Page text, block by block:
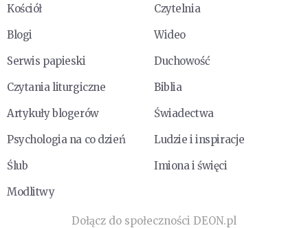
Kościół
Czytelnia
Blogi
Wideo
Serwis papieski
Duchowość
Czytania liturgiczne
Biblia
Artykuły blogerów
Świadectwa
Psychologia na co dzień
Ludzie i inspiracje
Ślub
Imiona i święci
Modlitwy
Dołącz do społeczności DEON.pl